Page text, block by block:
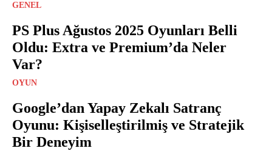
GENEL
PS Plus Ağustos 2025 Oyunları Belli
Oldu: Extra ve Premium’da Neler
Var?
OYUN
Google’dan Yapay Zekalı Satranç
Oyunu: Kişiselleştirilmiş ve Stratejik
Bir Deneyim